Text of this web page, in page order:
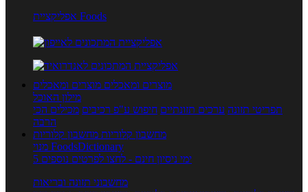
אפליקציית Foods
מוצרים ומאכלים מוצרים ומאכלים
מילון האוכל
תפריטי תזונה ערכים תזונתיים חיפוש ע"פ רכיבים מכילים הכי
הרבה
מחשבון קלוריות מחשבון קלוריות
מנוי FoodsDictionary
5 ימי ניסיון חינם - לחצו לפרטים נוספים
מחשבוני תזונה ובריאות